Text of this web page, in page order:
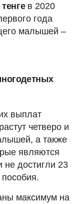
в 2020
года
малышей –
выплат
четверо и
а также
являются
не достигли 23
максимум на